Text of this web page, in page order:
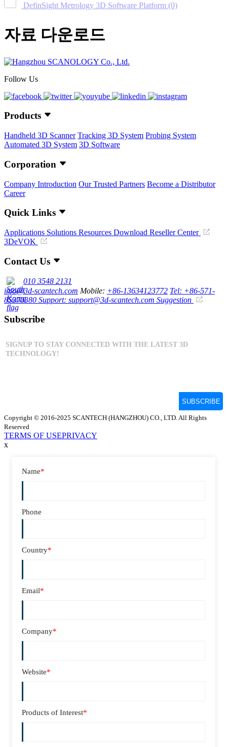
DefinSight Metrology 3D Software Platform (0)
자료 다운로드
Follow Us
Products
Handheld 3D Scanner Tracking 3D System Probing System
Automated 3D System 3D Software
Corporation
Company Introduction Our Trusted Partners Become a Distributor
Career
Quick Links
Applications Solutions Resources Download Reseller Center
3DeVOK
Contact Us
010 3548 2131
info@3d-scantech.com Mobile: +86-13634123772 Tel: +86-571-
85370380 Support: support@3d-scantech.com Suggestion
Subscribe
Copyright © 2016-2025 SCANTECH (HANGZHOU) CO., LTD. All Rights
Reserved
TERMS OF USEPRIVACY
x
Name*
Phone
Country*
Email*
Company*
Website*
Products of Interest*